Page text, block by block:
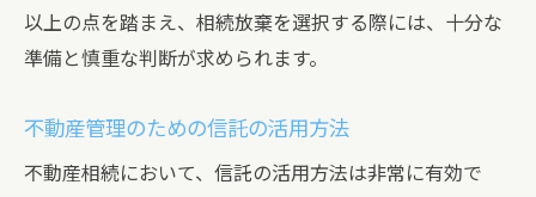
以上の点を踏まえ、相続放棄を選択する際には、十分な
準備と慎重な判断が求められます。
不動産管理のための信託の活用方法
不動産相続において、信託の活用方法は非常に有効で